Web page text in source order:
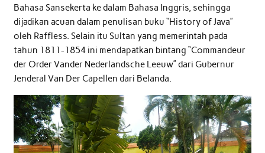
Bahasa Sansekerta ke dalam Bahasa Inggris, sehingga
dijadikan acuan dalam penulisan buku “History of Java”
oleh Raffless. Selain itu Sultan yang memerintah pada
tahun 1811-1854 ini mendapatkan bintang “Commandeur
der Order Vander Nederlandsche Leeuw” dari Gubernur
Jenderal Van Der Capellen dari Belanda.